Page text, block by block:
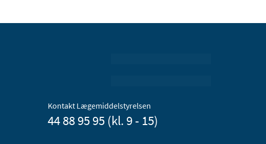
Kontakt Lægemiddelstyrelsen
44 88 95 95 (kl. 9 - 15)